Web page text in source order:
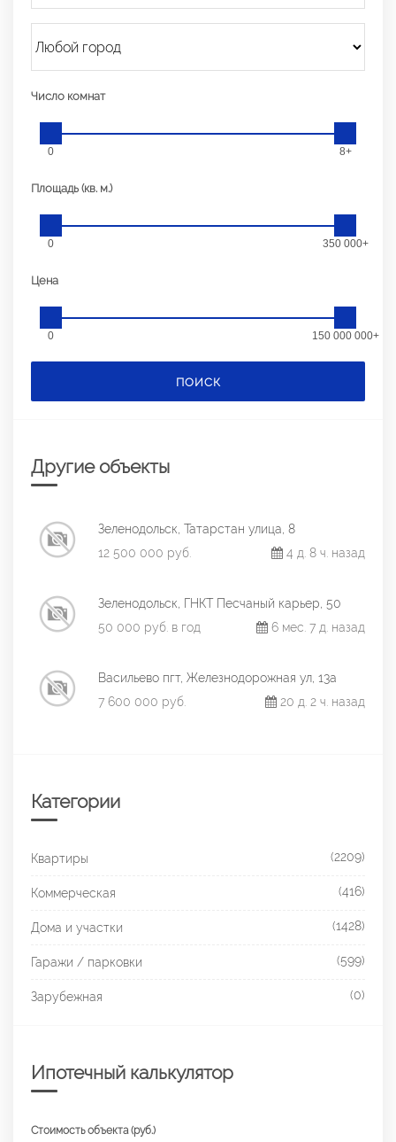
Число комнат
0 8+
Площадь (кв. м.)
0 350 000+
Цена
0 150 000 000+
ПОИСК
Другие объекты
Зеленодольск, Татарстан улица, 8
12 500 000 руб.
4 д. 8 ч. назад
Зеленодольск, ГНКТ Песчаный карьер, 50
50 000 руб. в год
6 мес. 7 д. назад
Васильево пгт, Железнодорожная ул, 13а
7 600 000 руб.
20 д. 2 ч. назад
Категории
Квартиры (2209)
Коммерческая (416)
Дома и участки (1428)
Гаражи / парковки (599)
Зарубежная (0)
Ипотечный калькулятор
Стоимость объекта (руб.)